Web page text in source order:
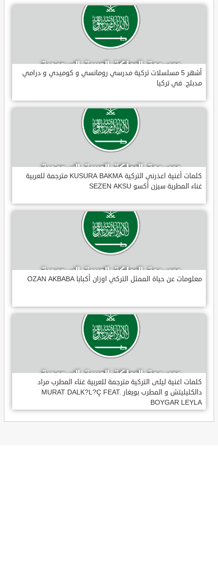
أشهر 5 مسلسلات تركية مدرسي رومانسي و كوميدي و درامي
مدبلج. في تركيا
كلمات أغنية اعذرني التركية KUSURA BAKMA مترجمة للعربية
غناء المطربة سيزن أكسو SEZEN AKSU
معلومات عن حياة الممثل التركي اوزان أكبابا OZAN AKBABA
كلمات اغنية ليلى التركية مترجمة للعربية غناء المطرب مراد
دالكليليتش و المطرب بويغار MURAT DALK?L?Ç FEAT.
BOYGAR LEYLA